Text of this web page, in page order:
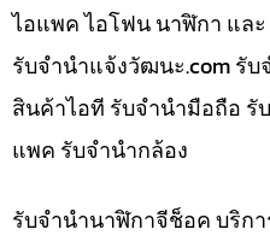
ไอแพค ไอโฟน นาฬิกา แล
รับจํานําแจ้งวัฒนะ.com รับ
สินค้าไอที รับจำนำมือถือ รั
แพค รับจำนำกล้อง
รับจำนำนาฬิกาจีช็อค บริก